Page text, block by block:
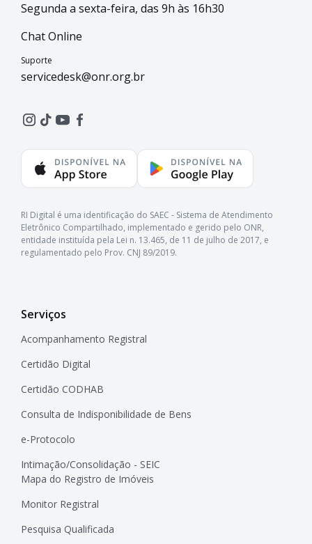
Segunda a sexta-feira, das 9h às 16h30
Chat Online
Suporte
servicedesk@onr.org.br
RI Digital é uma identificação do SAEC - Sistema de Atendimento
Eletrônico Compartilhado, implementado e gerido pelo ONR,
entidade instituída pela Lei n. 13.465, de 11 de julho de 2017, e
regulamentado pelo Prov. CNJ 89/2019.
Serviços
Acompanhamento Registral
Certidão Digital
Certidão CODHAB
Consulta de Indisponibilidade de Bens
e-Protocolo
Intimação/Consolidação - SEIC
Mapa do Registro de Imóveis
Monitor Registral
Pesquisa Qualificada